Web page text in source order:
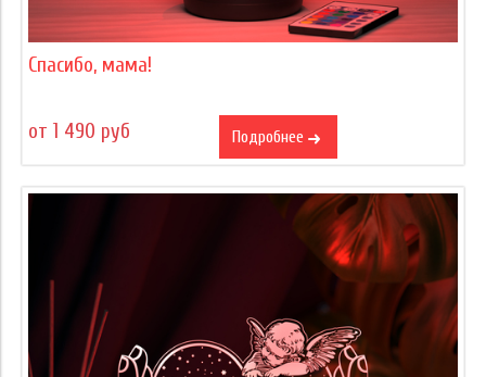
Спасибо, мама!
от 1 490 руб Подробнее